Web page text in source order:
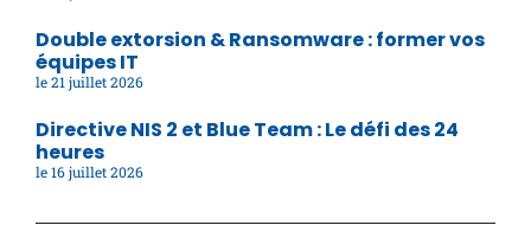
Double extorsion & Ransomware : former vos
équipes IT
21 juillet 2026
Directive NIS 2 et Blue Team : Le défi des 24
heures
16 juillet 2026